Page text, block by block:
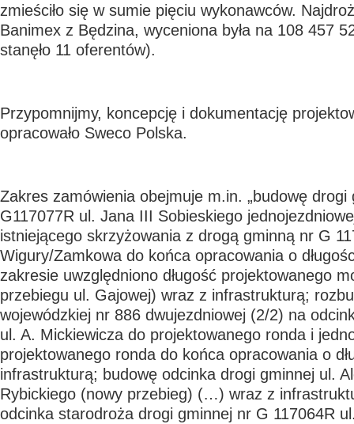
zmieściło się w sumie pięciu wykonawców.
Banimex z Będzina, wyceniona była na 108 457
stanęło 11 oferentów).
Przypomnijmy, koncepcję i dokumentację
opracowało Sweco Polska.
Zakres zamówienia obejmuje m.in. „budowę drogi
G117077R ul. Jana III Sobieskiego
istniejącego skrzyżowania z drogą gminną nr G
Wigury/Zamkowa do końca opracowania o
zakresie uwzględniono długość projektowanego
przebiegu ul. Gajowej) wraz z infrastrukturą;
wojewódzkiej nr 886 dwujezdniowej (2/2) na
ul. A. Mickiewicza do projektowanego ronda i
projektowanego ronda do końca opracowania o
infrastrukturą; budowę odcinka drogi gminnej ul.
Rybickiego (nowy przebieg) (…) wraz z
odcinka starodroża drogi gminnej nr G 117064R